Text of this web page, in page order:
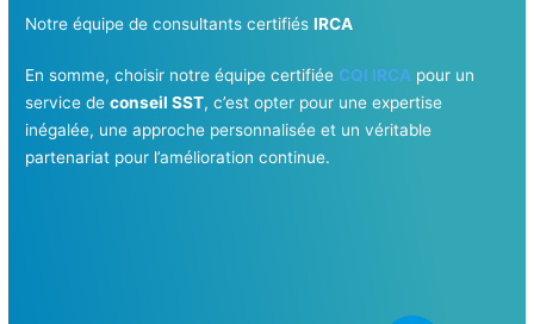
Notre équipe de consultants certifiésIRCA
En somme, choisir notre équipe certifiée CQI IRCA pour un
service deconseil SST, c’est opter pour une expertise
inégalée, une approche personnalisée et un véritable
partenariat pour l’amélioration continue.